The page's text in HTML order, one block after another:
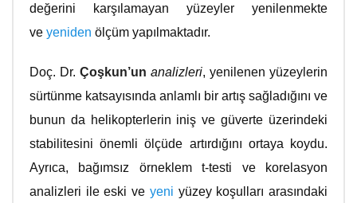
değerini karşılamayan yüzeyler yenilenmekte
ve yeniden ölçüm yapılmaktadır.
Doç. Dr. Çoşkun’un analizleri, yenilenen yüzeylerin
sürtünme katsayısında anlamlı bir artış sağladığını ve
bunun da helikopterlerin iniş ve güverte üzerindeki
stabilitesini önemli ölçüde artırdığını ortaya koydu.
Ayrıca, bağımsız örneklem t-testi ve korelasyon
analizleri ile eski ve yeni yüzey koşulları arasındaki